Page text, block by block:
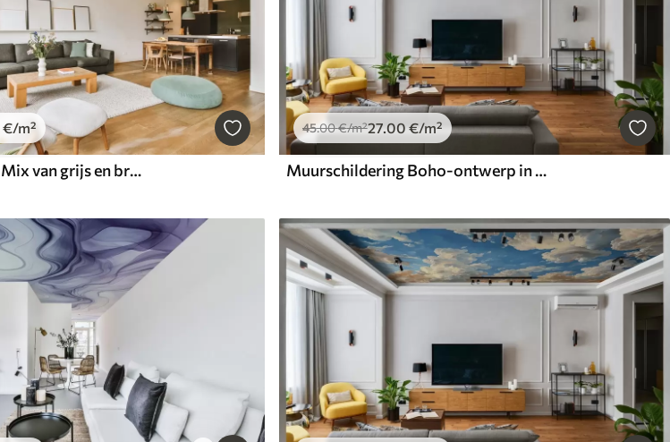
€/m²
Muurschildering Mix van grijs en bruin
45.00€/m²27.00 €/m²
Muurschildering Boho-ontwerp in zachte kleuren